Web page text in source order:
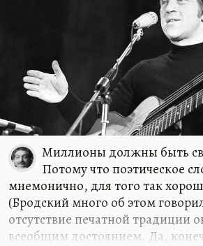
Тициана Табидзе в отрыве от
корней, от этих нравов, от
речи. Мне кажется,…
Миллионы должны быть
Потому что поэтическое
мнемонично, для того так
(Бродский много об этом
отсутствие печатной традиции
всеобщим достоянием. Да,